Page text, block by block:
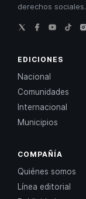
derechos sociales.
EDICIONES
Nacional
Comunidades
Internacional
Municipios
COMPAÑÍA
Quiénes somos
Línea editorial